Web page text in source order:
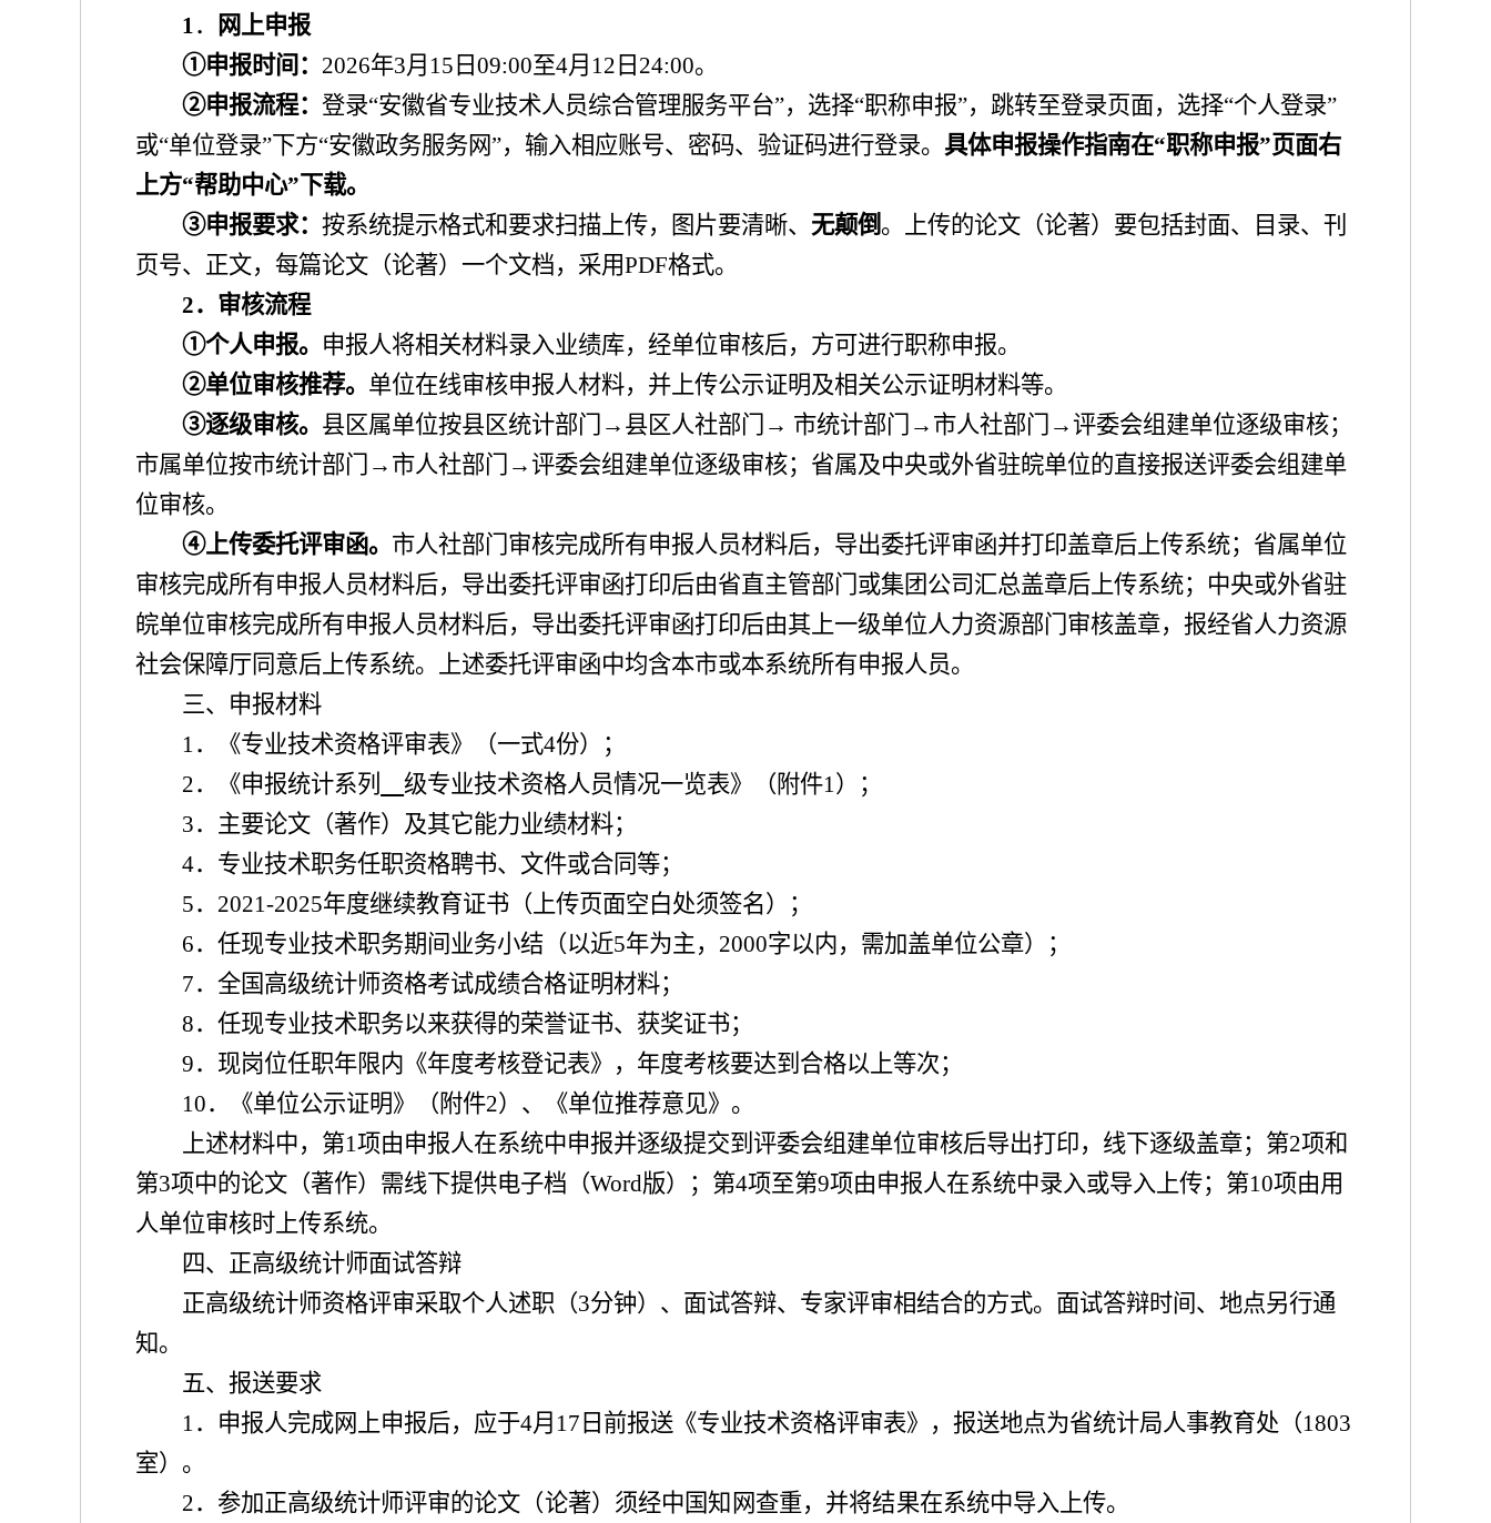
1．
网上申报
①申报时间： 2026年3月 15 日09:00至4月 12 日 24:00。
②申报流程：登录“安徽省专业技术人员综合管理服务平台”，选择“职称申报”，跳转至登录页面，选择“个人登录”
或“单位登录”下方“安徽政务服务网”，输入相应账号、密码、验证码进行登录。 具体申报操作指南在“职称申报”页面右
上方“帮助中心”下载。
③申报要求：按系统提示格式和要求扫描上传，图片要清晰、 无颠倒。上传的论文（论著）要包括封面、目录、刊
页号、正文，每篇论文（论著）一个文档，采用PDF格式。
2． 审核流程
①个人申报。 申报人将相关材料录入业绩库，经单位审核后，方可进行职称申报。
②单位审核推荐。 单位在线审核申报人材料，并上传公示证明及相关公示证明材料等。
③逐级审核。 县区属单位按县区统计部门 → 县区人社部门 → 市统计部门 → 市人社部门 → 评委会组建单位逐级审核；
市属单位按市统计部门
→ 市人社部门 → 评委会组建单位逐级审核；省属及中央或外省驻皖单位的直接报送评委会组建单
位审核。
④上传委托评审函。 市人社部门审核完成所有申报人员材料后，导出委托评审函并打印盖章后上传系统；省属单位
审核完成所有申报人员材料后，导出委托评审函打印后由省直主管部门或集团公司汇总盖章后上传系统；中央或外省驻
皖单位审核完成所有申报人员材料后，导出委托评审函打印后由其上一级单位人力资源部门审核盖章，报经省人力资源
社会保障厅同意后上传系统。上述委托评审函中均含本市或本系统所有申报人员。
三、申报材料
1． 《专业技术资格评审表》（一式4份）；
2． 《申报统计系列 级专业技术资格人员情况一览表》 （附件1）；
3． 主要论文（著作）及其它能力业绩材料；
4． 专业技术职务任职资格聘书、文件或合同等；
5． 2021-2025年度继续教育证书（上传页面空白处须签名）；
6．任现专业技术职务期间业务小结（以近5年为主， 2000字以内，需加盖单位公章）；
7．全国高级统计师资格考试成绩合格证明材料；
8．任现专业技术职务以来获得的荣誉证书、获奖证书；
9． 现岗位任职年限内《年度考核登记表》，年度考核要达到合格以上等次；
10． 《单位公示证明》（附件2） 、《单位推荐意见》 。
上述材料中，第1项由申报人在系统中申报并逐级提交到评委会组建单位审核后导出打印，线下逐级盖章；第2项和
第3项中的论文（著作）需线下提供电子档（Word版）；第4项至第9项由申报人在系统中录入或导入上传；第10项由用
人单位审核时上传系统。
四、正高级统计师面试答辩
正高级统计师资格评审采取个人述职 （3分钟） 、面试答辩、专家评审相结合的方式。面试答辩时间、地点另行通
知。
五、报送要求
1． 申报人完成网上申报后，应于4月 17 日前报送《专业技术资格评审表》，报送地点为省统计局人事教育处 （1803
室） 。
2． 参加正高级统计师评审的论文（论著）须经中国知网查重，并将结果在系统中导入上传。